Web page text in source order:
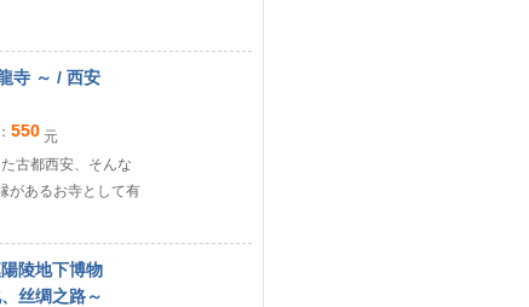
寺 ～ / 西安
550 元
古都西安、そんな
があるお寺として有
陵地下博物
丝绸之路～